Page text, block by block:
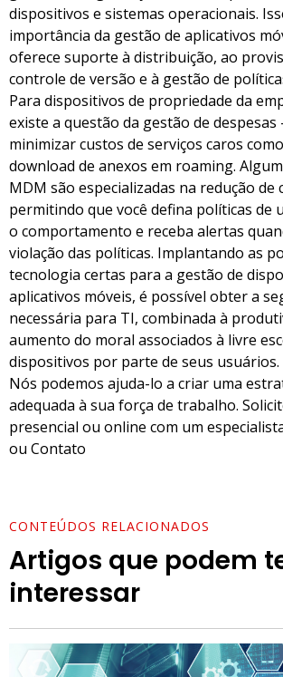
dispositivos e sistemas operacionais.
importância da gestão de aplicativos
oferece suporte à distribuição, ao
controle de versão e à gestão de
Para dispositivos de propriedade da
existe a questão da gestão de
minimizar custos de serviços caros
download de anexos em roaming.
MDM são especializadas na redução de
permitindo que você defina políticas de
o comportamento e receba alertas
violação das políticas. Implantando as
tecnologia certas para a gestão de
aplicativos móveis, é possível obter a
necessária para TI, combinada à
aumento do moral associados à livre
dispositivos por parte de seus usuários.
Nós podemos ajuda-lo a criar uma
adequada à sua força de trabalho.
presencial ou online com um
ou Contato
CONTEÚDOS RELACIONADOS
Artigos que podem
interessar